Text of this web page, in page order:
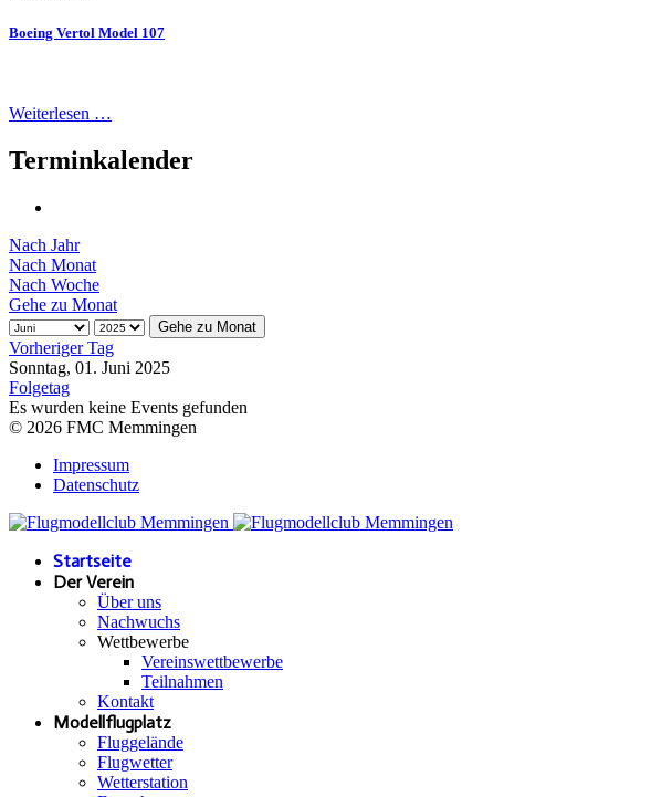
Boeing Vertol Model 107
Weiterlesen …
Terminkalender
Nach Jahr
Nach Monat
Nach Woche
Gehe zu Monat
Gehe zu Monat
Vorheriger Tag
Sonntag, 01. Juni 2025
Folgetag
Es wurden keine Events gefunden
© 2026 FMC Memmingen
Impressum
Datenschutz
Startseite
Der Verein
Über uns
Nachwuchs
Wettbewerbe
Vereinswettbewerbe
Teilnahmen
Kontakt
Modellflugplatz
Fluggelände
Flugwetter
Wetterstation